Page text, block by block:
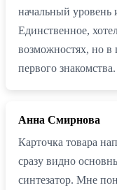
начальный уровень
Единственное,
возможностях, но в
первого знакомства.
Анна Смирнова
Карточка товара
сразу видно
синтезатор. Мне